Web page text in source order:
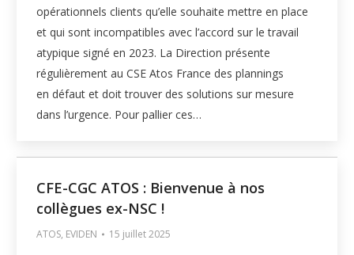
opérationnels clients qu’elle souhaite mettre en place
et qui sont incompatibles avec l’accord sur le travail
atypique signé en 2023. La Direction présente
régulièrement au CSE Atos France des plannings
en défaut et doit trouver des solutions sur mesure
dans l’urgence. Pour pallier ces…
CFE-CGC ATOS : Bienvenue à nos
collègues ex-NSC !
ATOS, EVIDEN 15 juillet 2025